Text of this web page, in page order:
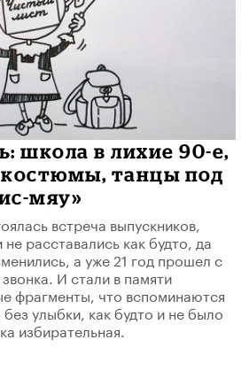
школа в лихие 90-е,
танцы под
мяу»
встреча выпускников,
расставались как будто, да
а уже 21 год прошел с
И стали в памяти
фрагменты, что вспоминаются
улыбки, как будто и не было
избирательная.​